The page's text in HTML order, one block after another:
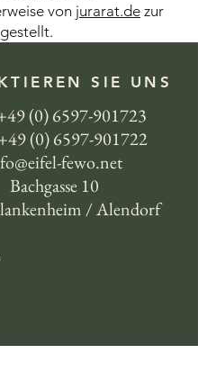
von jurarat.de zur
SIE UNS
(0) 6597-901723
(0) 6597-901722
fewo.net
Bachgasse 10
/ Alendorf